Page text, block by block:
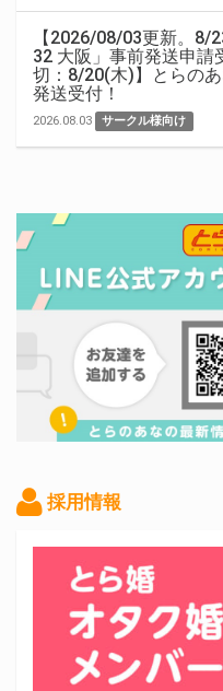
【2026/08/03更新。8/
32 大阪」事前発送申請
切：8/20(木)】とらの
発送受付！
2026.08.03 サークル様向け
採用情報